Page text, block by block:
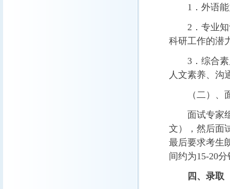
1 ．外语
2 ．专业
科研工作的潜
3 ．综合
人文素养、沟
（二）、
面试专家
文），然后面
最后要求考生
间约为15-20分
四、录取